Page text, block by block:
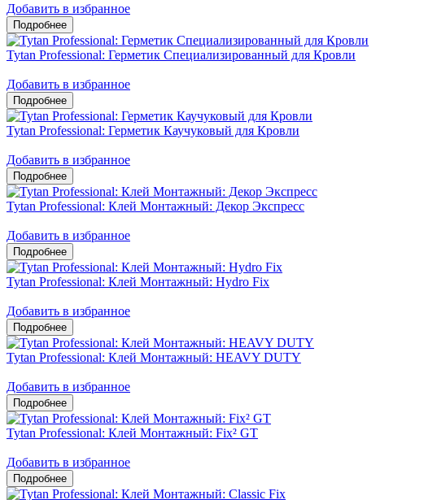
Добавить в избранное
Tytan Professional: Герметик Специализированный для Кровли
Добавить в избранное
Tytan Professional: Герметик Каучуковый для Кровли
Добавить в избранное
Tytan Professional: Клей Монтажный: Декор Экспресс
Добавить в избранное
Tytan Professional: Клей Монтажный: Hydro Fix
Добавить в избранное
Tytan Professional: Клей Монтажный: HEAVY DUTY
Добавить в избранное
Tytan Professional: Клей Монтажный: Fix² GT
Добавить в избранное